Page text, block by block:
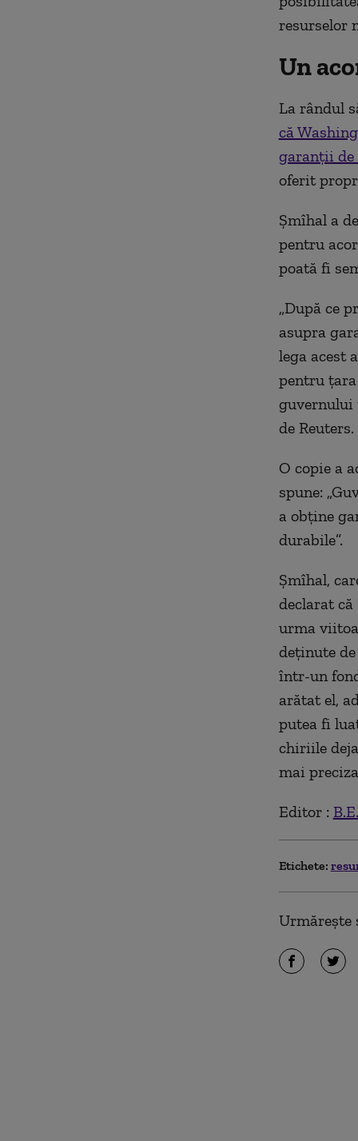
resurselor
Un
La rândul
că
garanţii de
oferit
Şmîhal a
pentru
poată fi
„După ce
asupra
lega acest
pentru
guvernului
de Reuters.
O copie a
spune:
a obţine
durabile”.
Şmîhal,
declarat
urma
deţinute
într-un
arătat el,
putea fi
chiriile
mai
Editor : B.E.
Etichete:
Urmărește